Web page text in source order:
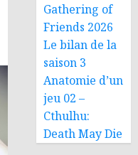
Gathering of
Friends 2026
Le bilan de la
saison 3
Anatomie d’un
jeu 02 –
Cthulhu:
Death May Die